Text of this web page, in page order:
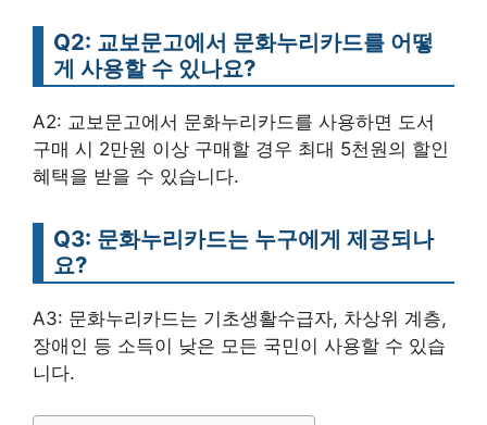
Q2: 교보문고에서 문화누리카드를 어떻
게 사용할 수 있나요?
A2: 교보문고에서 문화누리카드를 사용하면 도서
구매 시 2만원 이상 구매할 경우 최대 5천원의 할인
혜택을 받을 수 있습니다.
Q3: 문화누리카드는 누구에게 제공되나
요?
A3: 문화누리카드는 기초생활수급자, 차상위 계층,
장애인 등 소득이 낮은 모든 국민이 사용할 수 있습
니다.